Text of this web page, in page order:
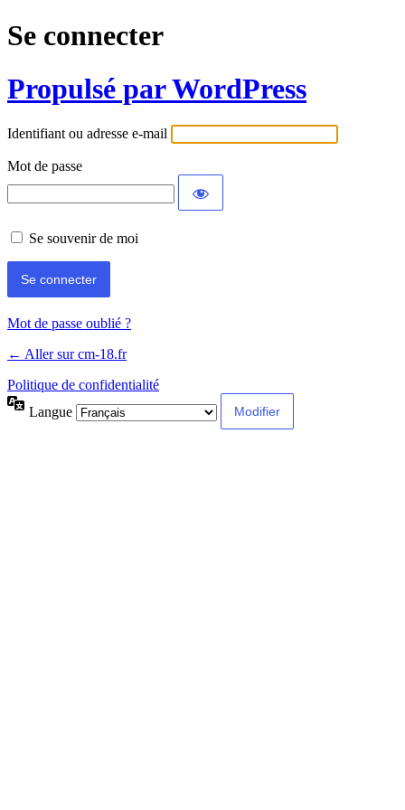
Se connecter
Propulsé par WordPress
Identifiant ou adresse e-mail
Mot de passe
Se souvenir de moi
Mot de passe oublié ?
← Aller sur cm-18.fr
Politique de confidentialité
Langue